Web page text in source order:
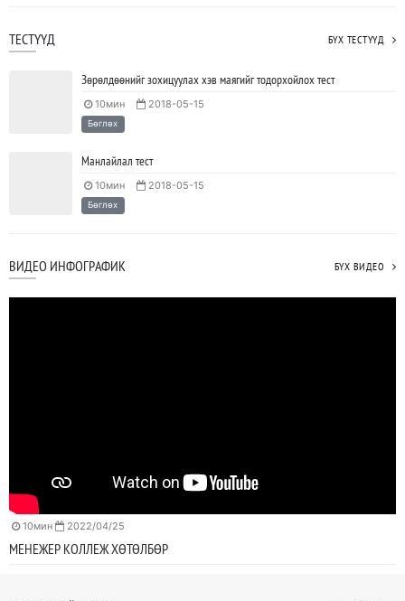
ТЕСТҮҮД БҮХ ТЕСТҮҮД
Зөрөлдөөнийг зохицуулах хэв маягийг тодорхойлох тест
10мин 2018-05-15
Бөглөх
Манлайлал тест
10мин 2018-05-15
Бөглөх
ВИДЕО ИНФОГРАФИК БҮХ ВИДЕО
10мин 2022/04/25
МЕНЕЖЕР КОЛЛЕЖ ХӨТӨЛБӨР